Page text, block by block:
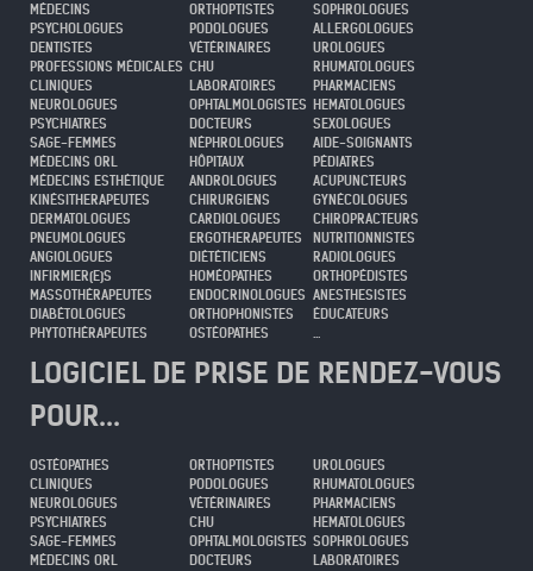
MÉDECINS
PSYCHOLOGUES
DENTISTES
PROFESSIONS MÉDICALES
CLINIQUES
NEUROLOGUES
PSYCHIATRES
SAGE-FEMMES
MÉDECINS ORL
MÉDECINS ESTHÉTIQUE
KINÉSITHERAPEUTES
DERMATOLOGUES
PNEUMOLOGUES
ANGIOLOGUES
INFIRMIER(E)S
MASSOTHÉRAPEUTES
DIABÉTOLOGUES
PHYTOTHÉRAPEUTES
ORTHOPTISTES
PODOLOGUES
VÉTÉRINAIRES
CHU
LABORATOIRES
OPHTALMOLOGISTES
DOCTEURS
NÉPHROLOGUES
HÔPITAUX
ANDROLOGUES
CHIRURGIENS
CARDIOLOGUES
ERGOTHERAPEUTES
DIÉTÉTICIENS
HOMÉOPATHES
ENDOCRINOLOGUES
ORTHOPHONISTES
OSTÉOPATHES
SOPHROLOGUES
ALLERGOLOGUES
UROLOGUES
RHUMATOLOGUES
PHARMACIENS
HEMATOLOGUES
SEXOLOGUES
AIDE-SOIGNANTS
PÉDIATRES
ACUPUNCTEURS
GYNÉCOLOGUES
CHIROPRACTEURS
NUTRITIONNISTES
RADIOLOGUES
ORTHOPÉDISTES
ANESTHESISTES
ÉDUCATEURS
...
LOGICIEL DE PRISE DE RENDEZ-VOUS
POUR...
OSTÉOPATHES
CLINIQUES
NEUROLOGUES
PSYCHIATRES
SAGE-FEMMES
MÉDECINS ORL
ORTHOPTISTES
PODOLOGUES
VÉTÉRINAIRES
CHU
OPHTALMOLOGISTES
DOCTEURS
UROLOGUES
RHUMATOLOGUES
PHARMACIENS
HEMATOLOGUES
SOPHROLOGUES
LABORATOIRES